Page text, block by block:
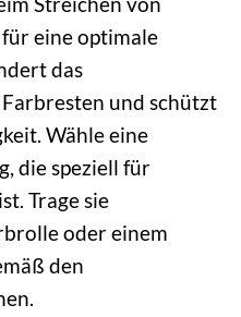
eine optimale
das
und schützt
Wähle eine
die speziell für
Trage sie
oder einem
den